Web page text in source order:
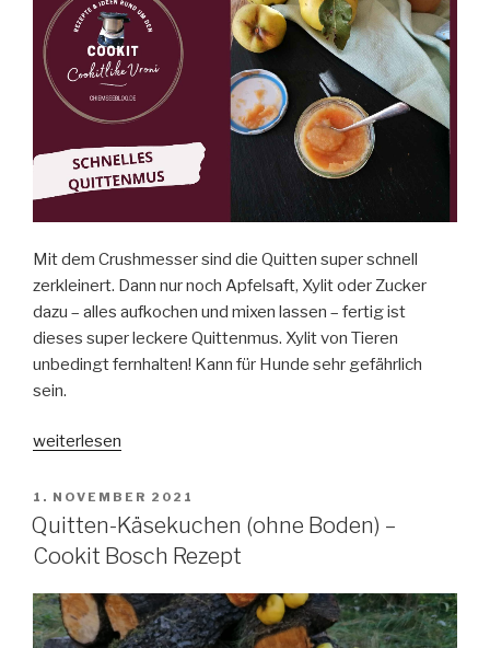
Mit dem Crushmesser sind die Quitten super schnell
zerkleinert. Dann nur noch Apfelsaft, Xylit oder Zucker
dazu – alles aufkochen und mixen lassen – fertig ist
dieses super leckere Quittenmus. Xylit von Tieren
unbedingt fernhalten! Kann für Hunde sehr gefährlich
sein.
„Quittenmus“
weiterlesen
VERÖFFENTLICHT
AM
1. NOVEMBER 2021
Quitten-Käsekuchen (ohne Boden) –
Cookit Bosch Rezept